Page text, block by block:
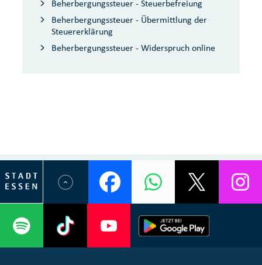
Beherbergungssteuer - Steuerbefreiung
Beherbergungssteuer - Übermittlung der
Steuererklärung
Beherbergungssteuer - Widerspruch online